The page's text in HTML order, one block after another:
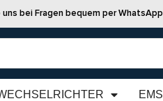
bei Fragen bequem per WhatsApp
EMS